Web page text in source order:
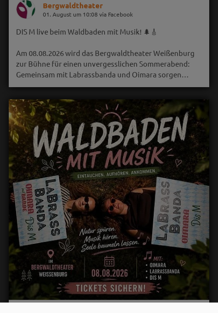
Bergwaldtheater
01. August um 10:08 via Facebook
DIS M live beim Waldbaden mit Musik! 🌲🎸
Am 08.08.2026 wird das Bergwaldtheater Weißenburg
zur Bühne für einen unvergesslichen Sommerabend:
Gemeinsam mit Labrassbanda und Oimara sorgen…